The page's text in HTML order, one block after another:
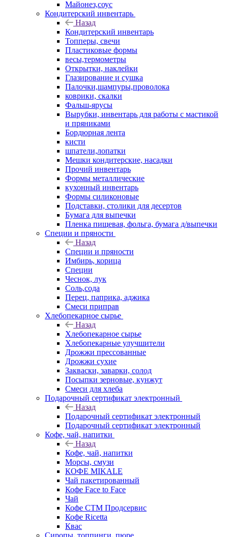
Майонез,соус
Кондитерский инвентарь
Назад
Кондитерский инвентарь
Топперы, свечи
Пластиковые формы
весы,термометры
Открытки, наклейки
Глазирование и сушка
Палочки,шампуры,проволока
коврики, скалки
Фальш-ярусы
Вырубки, инвентарь для работы с мастикой
и пряниками
Бордюрная лента
кисти
шпатели,лопатки
Мешки кондитерские, насадки
Прочий инвентарь
Формы металлические
кухонный инвентарь
Формы силиконовые
Подставки, столики для десертов
Бумага для выпечки
Пленка пищевая, фольга, бумага д/выпечки
Специи и пряности
Назад
Специи и пряности
Имбирь, корица
Специи
Чеснок, лук
Соль,сода
Перец, паприка, аджика
Смеси приправ
Хлебопекарное сырье
Назад
Хлебопекарное сырье
Хлебопекарные улучшители
Дрожжи прессованные
Дрожжи сухие
Закваски, заварки, солод
Посыпки зерновые, кунжут
Смеси для хлеба
Подарочный сертификат электронный
Назад
Подарочный сертификат электронный
Подарочный сертификат электронный
Кофе, чай, напитки
Назад
Кофе, чай, напитки
Морсы, смузи
КОФЕ MIKALE
Чай пакетированный
Кофе Face to Face
Чай
Кофе СТМ Продсервис
Кофе Ricetta
Квас
Сиропы, топпинги, пюре